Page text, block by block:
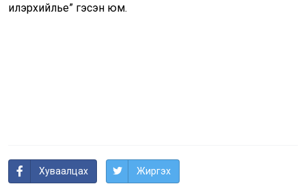
илэрхийлье” гэсэн юм.
Хуваалцах Жиргэх